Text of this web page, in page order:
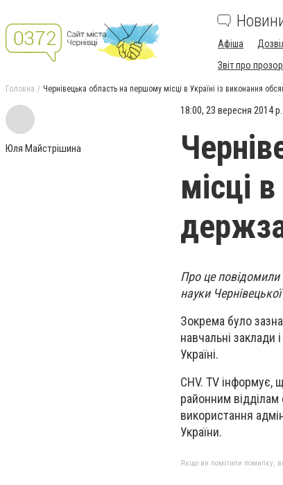
Афіша
Звіт про
Головна Чернівецька область на першому місці в Україні із виконання
Юля Майстрішина
18:00, 23 вересня 2014 р.
місці
Про це повідомили
науки
Зокрема було
навчальні заклади
Україні.
CHV. TV інформує,
районним
використання
України.
Якщо ви помітили помилку,